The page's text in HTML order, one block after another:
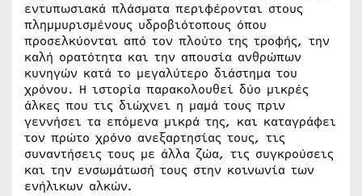
εντυπωσιακά πλάσματα περιφέρονται στους
πλημμυρισμένους υδροβιότοπους όπου
προσελκύονται από τον πλούτο της τροφής, την
καλή ορατότητα και την απουσία ανθρώπων
κυνηγών κατά το μεγαλύτερο διάστημα του
χρόνου. Η ιστορία παρακολουθεί δύο μικρές
άλκες που τις διώχνει η μαμά τους πριν
γεννήσει τα επόμενα μικρά της, και καταγράφει
τον πρώτο χρόνο ανεξαρτησίας τους, τις
συναντήσεις τους με άλλα ζώα, τις συγκρούσεις
και την ενσωμάτωσή τους στην κοινωνία των
ενήλικων αλκών.